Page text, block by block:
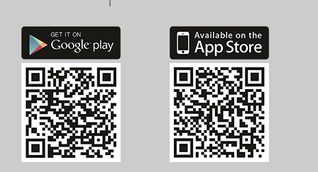
ΠΟΛΙΤΙΣΜΟΣ
ΑΝΘΕΚΤΙΚΗ